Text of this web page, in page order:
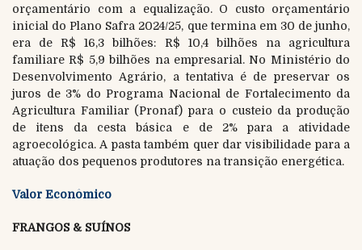
orçamentário com a equalização. O custo orçamentário
inicial do Plano Safra 2024/25, que termina em 30 de junho,
era de R$ 16,3 bilhões: R$ 10,4 bilhões na agricultura
familiare R$ 5,9 bilhões na empresarial. No Ministério do
Desenvolvimento Agrário, a tentativa é de preservar os
juros de 3% do Programa Nacional de Fortalecimento da
Agricultura Familiar (Pronaf) para o custeio da produção
de itens da cesta básica e de 2% para a atividade
agroecológica. A pasta também quer dar visibilidade para a
atuação dos pequenos produtores na transição energética.
Valor Econômico
FRANGOS & SUÍNOS